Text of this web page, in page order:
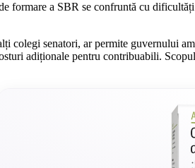
formare a SBR se confruntă cu
colegi senatori, ar permite guvernului
adiționale pentru contribuabili.